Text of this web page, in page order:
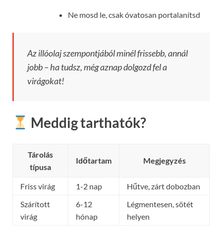
Ne mosd le, csak óvatosan portalanítsd
Az illóolaj szempontjából minél frissebb, annál
jobb – ha tudsz, még aznap dolgozd fel a
virágokat!
Meddig tarthatók?
Tárolás
típusa
Időtartam Megjegyzés
Friss virág 1-2 nap
Hűtve, zárt dobozban
Szárított
virág
6-12
hónap
Légmentesen, sötét
helyen